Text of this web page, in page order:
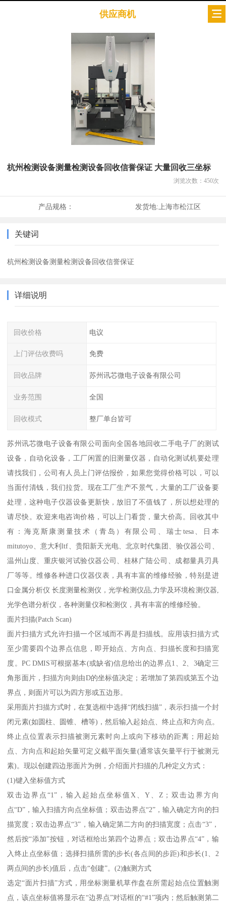
供应商机
杭州检测设备测量检测设备回收信誉保证 大量回收三坐标
浏览次数： 450次
产品规格： 发货地:上海市松江区
关键词
杭州检测设备测量检测设备回收信誉保证
详细说明
回收价格 电议
上门评估收费吗 免费
回收品牌 苏州讯芯微电子设备有限公司
业务范围 全国
回收模式 整厂单台皆可
苏州讯芯微电子设备有限公司面向全国各地回收二手电子厂的测试
设备，自动化设备，工厂闲置的旧测量仪器，自动化测试机要处理
请找我们，公司有人员上门评估报价，如果您觉得价格可以，可以
当面付清钱，我们拉货。现在工厂生产不景气，大量的工厂设备要
处理，这种电子仪器设备更新快，放旧了不值钱了，所以想处理的
请尽快。欢迎来电咨询价格，可以上门看货，量大价高。回收其中
有：海克斯康测量技术（青岛）有限公司、瑞士tesa、日本
mitutoyo、意大利ltf、贵阳新天光电、北京时代集团、验仪器公司、
温州山度、重庆银河试验仪器公司、桂林广陆公司、成都量具刃具
厂等等。维修各种进口仪器仪表，具有丰富的维修经验，特别是进
口金属分析仪 长度测量检测仪，光学检测仪品,力学及环境检测仪器,
光学色谱分析仪，各种测量仪和检测仪，具有丰富的维修经验。
面片扫描(Patch Scan)
面片扫描方式允许扫描一个区域而不再是扫描线。应用该扫描方式
至少需要四个边界点信息，即开始点、方向点、扫描长度和扫描宽
度。PC DMIS可根据基本(或缺省)信息给出的边界点1、2、3确定三
角形面片，扫描方向则由D的坐标值决定；若增加了第四或第五个边
界点，则面片可以为四方形或五边形。
采用面片扫描方式时，在复选框中选择“闭线扫描”，表示扫描一个封
闭元素(如圆柱、圆锥、槽等)，然后输入起始点、终止点和方向点。
终止点位置表示扫描被测元素时向上或向下移动的距离；用起始
点、方向点和起始矢量可定义截平面矢量(通常该矢量平行于被测元
素)。现以创建四边形面片为例，介绍面片扫描的几种定义方式：
(1)键入坐标值方式
双击边界点“1”，输入起始点坐标值X、Y、Z；双击边界方向
点“D”，输入扫描方向点坐标值；双击边界点“2”，输入确定方向的扫
描宽度；双击边界点“3”，输入确定第二方向的扫描宽度；点击“3”，
然后按“添加”按钮，对话框给出第四个边界点；双击边界点“4”，输
入终止点坐标值；选择扫描所需的步长(各点间的步距)和步长(1、2
两点间的步长)值后，点击“创建”。(2)触测方式
选定“面片扫描”方式，用坐标测量机草作盘在所需起始点位置触测
点，该点坐标值将显示在“边界点”对话框的“#1”项内；然后触测第二